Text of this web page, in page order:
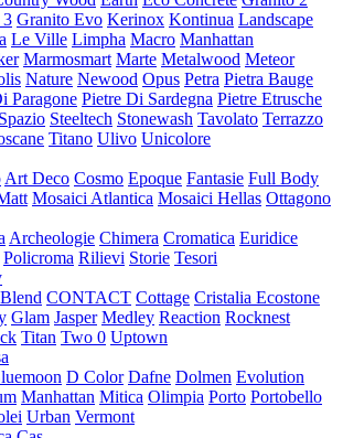
3 Granito Evo Kerinox Kontinua Landscape
Le Ville Limpha Macro Manhattan
Marmosmart Marte Metalwood Meteor
Nature Newood Opus Petra Pietra Bauge
Paragone Pietre Di Sardegna Pietre Etrusche
Spazio Steeltech Stonewash Tavolato Terrazzo
Titano Ulivo Unicolore
Art Deco Cosmo Epoque Fantasie Full Body
Mosaici Atlantica Mosaici Hellas Ottagono
Archeologie Chimera Cromatica Euridice
Policroma Rilievi Storie Tesori
Blend CONTACT Cottage Cristalia Ecostone
Glam Jasper Medley Reaction Rocknest
Titan Two 0 Uptown
D Color Dafne Dolmen Evolution
Manhattan Mitica Olimpia Porto Portobello
Urban Vermont